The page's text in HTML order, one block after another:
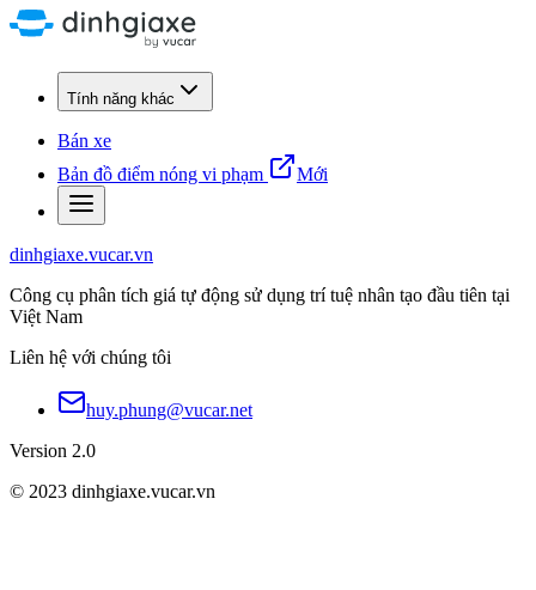
Tính năng khác
Bán xe
Bản đồ điểm nóng vi phạm
Mới
dinhgiaxe.vucar.vn
Công cụ phân tích giá tự động sử dụng trí tuệ nhân tạo đầu tiên tại
Việt Nam
Liên hệ với chúng tôi
huy.phung@vucar.net
Version 2.0
© 2023 dinhgiaxe.vucar.vn